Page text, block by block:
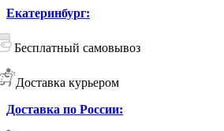
Екатеринбург:
Бесплатный самовывоз
Доставка курьером
Доставка по России: